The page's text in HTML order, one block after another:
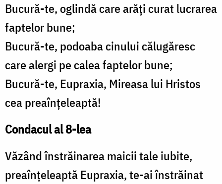
Bucură-te, oglindă care arăţi curat lucrarea
faptelor bune;
Bucură-te, podoaba cinului călugăresc
care alergi pe calea faptelor bune;
Bucură-te, Eupraxia, Mireasa lui Hristos
cea preaînţeleaptă!
Condacul al 8-lea
Văzând înstrăinarea maicii tale iubite,
preaînţeleaptă Eupraxia, te-ai înstrăinat